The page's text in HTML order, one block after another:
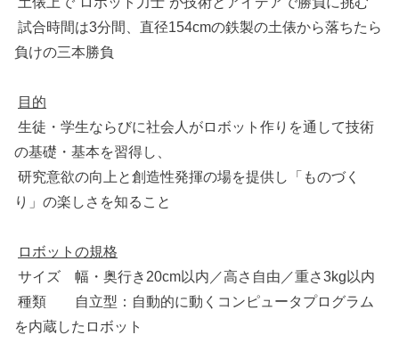
試合時間は3分間、直径154cmの鉄製の土俵から落ちたら
負けの三本勝負
目的
生徒・学生ならびに社会人がロボット作りを通して技術
の基礎・基本を習得し、
研究意欲の向上と創造性発揮の場を提供し「ものづく
り」の楽しさを知ること
ロボットの規格
サイズ 幅・奥行き20cm以内／高さ自由／重さ3kg以内
種類 自立型：自動的に動くコンピュータプログラム
を内蔵したロボット